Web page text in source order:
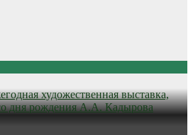
художественная выставка,
дня рождения А.А. Кадырова